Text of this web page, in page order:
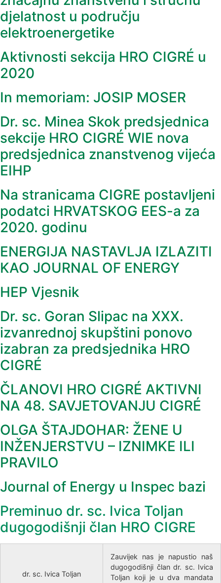
djelatnost u području
elektroenergetike
Aktivnosti sekcija HRO CIGRÉ u
2020
In memoriam: JOSIP MOSER
Dr. sc. Minea Skok predsjednica
sekcije HRO CIGRÉ WIE nova
predsjednica znanstvenog vijeća
EIHP
Na stranicama CIGRE postavljeni
podatci HRVATSKOG EES-a za
2020. godinu
ENERGIJA NASTAVLJA IZLAZITI
KAO JOURNAL OF ENERGY
HEP Vjesnik
Dr. sc. Goran Slipac na XXX.
izvanrednoj skupštini ponovo
izabran za predsjednika HRO
CIGRÉ
ČLANOVI HRO CIGRÉ AKTIVNI
NA 48. SAVJETOVANJU CIGRÉ
OLGA ŠTAJDOHAR: ŽENE U
INŽENJERSTVU – IZNIMKE ILI
PRAVILO
Journal of Energy u Inspec bazi
Preminuo dr. sc. Ivica Toljan
dugogodišnji član HRO CIGRE
dr. sc. Ivica Toljan
Zauvijek nas je napustio naš
dugogodišnji član dr. sc. Ivica
Toljan koji je u dva mandata